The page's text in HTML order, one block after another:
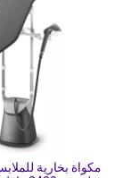
مكواة بخارية